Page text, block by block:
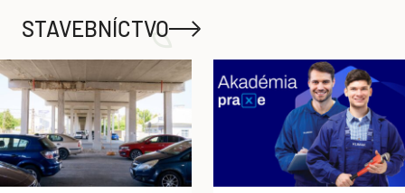
STAVEBNÍCTVO